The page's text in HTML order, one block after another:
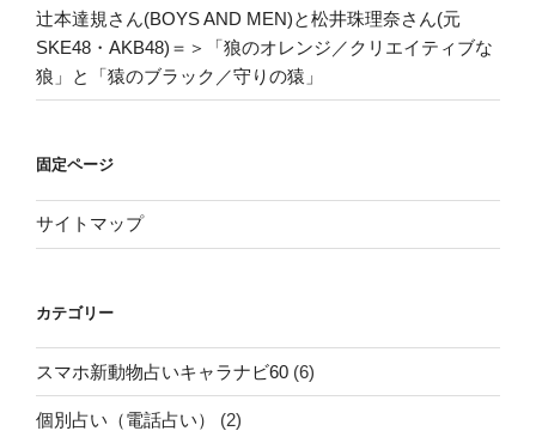
辻本達規さん(BOYS AND MEN)と松井珠理奈さん(元
SKE48・AKB48)＝＞「狼のオレンジ／クリエイティブな
狼」と「猿のブラック／守りの猿」
固定ページ
サイトマップ
カテゴリー
スマホ新動物占いキャラナビ60 (6)
個別占い（電話占い） (2)